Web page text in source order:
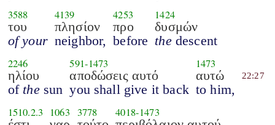
3588
του
of your
4139
πλησίον
neighbor,
4253
προ
before
1424
δυσμών
thedescent
2246
ηλίου
of thesun
591-1473
αποδώσεις αυτό
you shall give it back
1473
αυτώ
to him,
22:27
1510.2.3 1063 3778 4018-1473